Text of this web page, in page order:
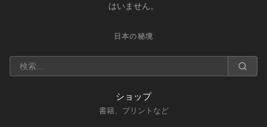
はいません。
日本の秘境
ショップ
書籍、プリントなど